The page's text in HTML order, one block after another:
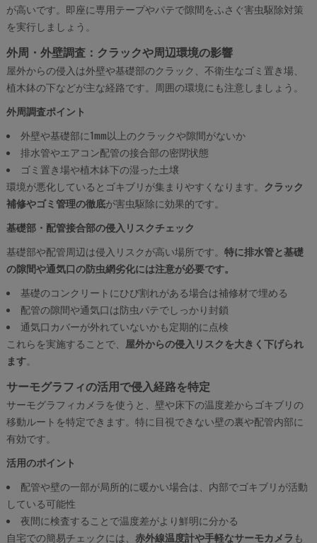
が高いです。即座に専用テープやパテで隙間をふさぐ害虫駆除対策
を実行しましょう。
外周・外壁調査：クラックや周辺環境の影響
屋外からの侵入は外壁や基礎部のクラック、不衛生なゴミ置き場、
植木鉢の下などが主な経路です。周囲の環境にも注意しましょう。
外周調査ポイント
外壁や基礎部に1mm以上のクラックや隙間がないか
排水管やエアコン配管の接合部の密閉状態
ゴミ置き場や植木鉢下の湿った土壌
環境が悪化しているとゴキブリが集まりやすくなります。 クラック
補修やゴミ管理の徹底が害虫駆除に効果的です。
基礎部・配管接合部の侵入リスクチェック
基礎部や配管周辺は侵入リスクが高い場所です。 特に排水管と基礎
の隙間や通気口の防虫網劣化には注意が必要です。
基礎のコンクリートにひび割れがある場合は補修材で埋める
配管の隙間や通気口は防虫パテでしっかり封鎖
通気口カバーが外れていないかも定期的に点検
これらを実施することで、
屋外からの侵入リスクを大きく下げられ
ます。
サーモグラフィの活用で侵入経路を特定
サーモグラフィカメラを使うと、壁や床下の温度差からゴキブリの
移動ルートを特定できます。特に目視できない壁の裏や配管内部に
有効です。
活用のポイント
配管や壁の一部が局所的に暖かい場合は、内部でゴキブリが活動
している可能性
夜間に検査することで温度差がより鮮明に分かる
自宅での簡易チェックには、 赤外線温度計や手軽なサーモカメラ も